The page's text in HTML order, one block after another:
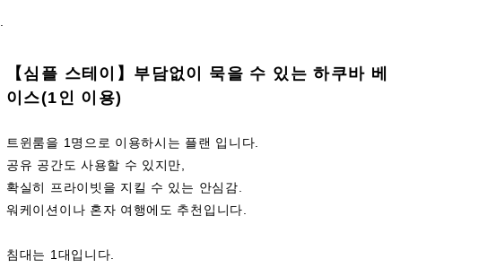
【심플 스테이】부담없이 묵을 수 있는 하쿠바 베
이스(1인 이용)
트윈룸을 1명으로 이용하시는 플랜 입니다.
공유 공간도 사용할 수 있지만,
확실히 프라이빗을 지킬 수 있는 안심감.
워케이션이나 혼자 여행에도 추천입니다.
침대는 1대입니다.